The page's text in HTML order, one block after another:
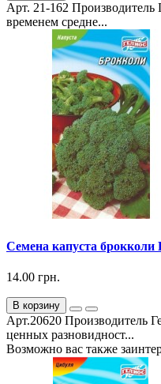
Арт. 21-162
временем средне...
Семена капуста
14.00 грн.
В корзину
Арт.20620 Производитель
ценных разновидност...
Возможно вас также